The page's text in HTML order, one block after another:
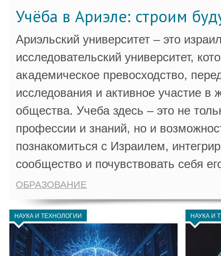
Учёба в Ариэле: строим
Ариэльский университет – это
исследовательский университет,
академическое превосходство,
исследования и активное участие в
общества. Учеба здесь – это не
профессии и знаний, но и
познакомиться с Израилем,
сообщество и почувствовать себя
ОБРАЗОВАНИЕ
НАУКА И ТЕХНОЛОГИИ НАУКА И